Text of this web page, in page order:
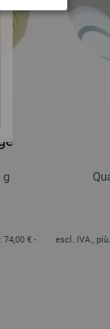
g
74,00 € -
escl. IVA.,